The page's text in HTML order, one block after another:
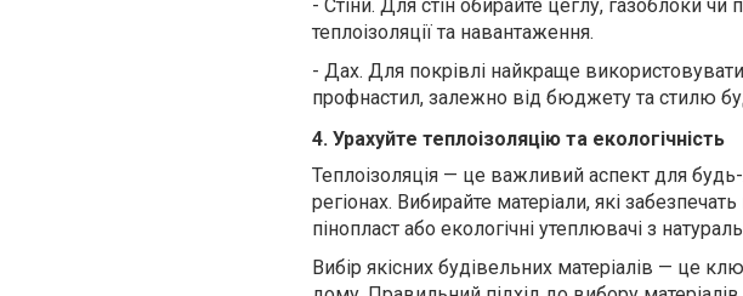
- Стіни. Для стін обирайте цеглу, газоблоки
теплоізоляції та навантаження.
- Дах. Для покрівлі найкраще
профнастил, залежно від бюджету та стилю
4. Урахуйте теплоізоляцію та екологічність
Теплоізоляція — це важливий аспект для
регіонах. Вибирайте матеріали, які
пінопласт або екологічні утеплювачі з
Вибір якісних будівельних матеріалів — це